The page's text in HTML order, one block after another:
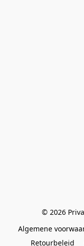
© 2026
Algemene
Retourbeleid